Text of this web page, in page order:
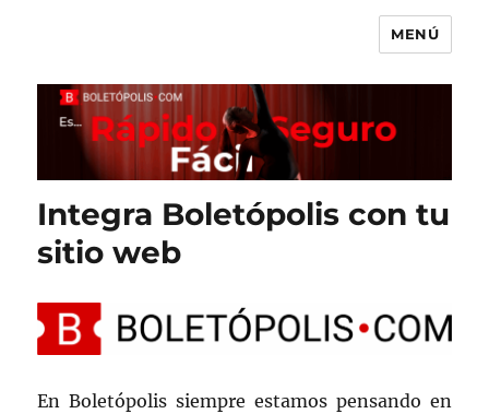
MENÚ
Integra Boletópolis con tu
sitio web
En Boletópolis siempre estamos pensando en